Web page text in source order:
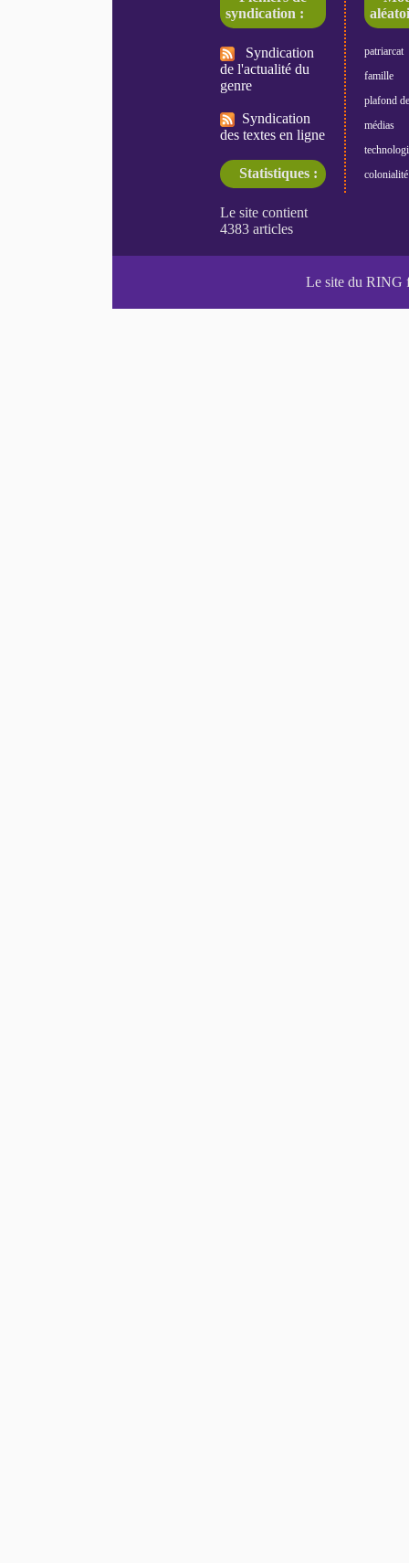
syndication :
Syndication
de l'actualité du
genre
Syndication
des textes en ligne
Statistiques :
patriarcat
famille
plafond
médias
colonialité
Le site du RING